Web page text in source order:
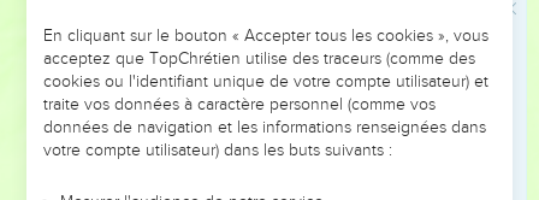
Un superbe arrogant s'appelle un moqueur, qui fait tout
avec colère et fierté.
Le souhait du paresseux le tue ; car ses mains ont refusé
de travailler.
En cliquant sur le bouton « Accepter tous les cookies », vous
acceptez que TopChrétien utilise des traceurs (comme des
cookies ou l'identifiant unique de votre compte utilisateur) et
traite vos données à caractère personnel (comme vos
données de navigation et les informations renseignées dans
votre compte utilisateur) dans les buts suivants :